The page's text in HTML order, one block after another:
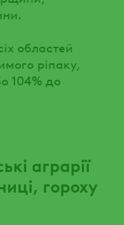
областей
ріпаку,
104% до
аграрії
гороху